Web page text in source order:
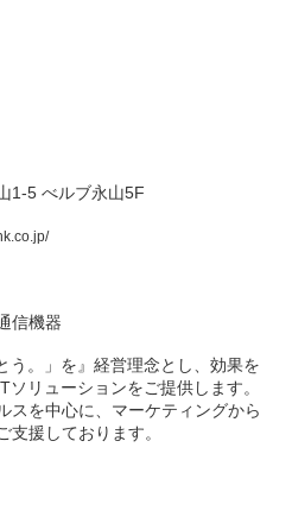
1-5 べルブ永山5F
信機器
う。」を』経営理念とし、効果を
ソリューションをご提供します。
スを中心に、マーケティングから
支援しております。